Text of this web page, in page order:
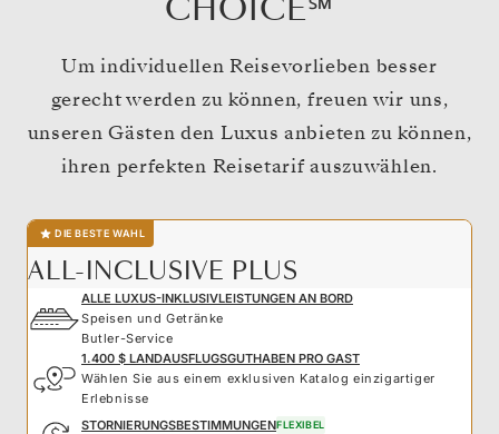
CHOICE℠
Um individuellen Reisevorlieben besser
gerecht werden zu können, freuen wir uns,
unseren Gästen den Luxus anbieten zu können,
ihren perfekten Reisetarif auszuwählen.
DIE BESTE WAHL
ALL-INCLUSIVE PLUS
ALLE LUXUS-INKLUSIVLEISTUNGEN AN BORD
Speisen und Getränke
Butler-Service
1.400 $ LANDAUSFLUGSGUTHABEN PRO GAST
Wählen Sie aus einem exklusiven Katalog einzigartiger
Erlebnisse
STORNIERUNGSBESTIMMUNGENFLEXIBEL